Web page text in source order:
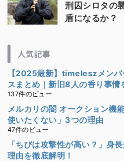
刑囚シロタの
盾になるか？
人気記事
【2025最新】timeleszメン
スまとめ｜新旧8人の香り事情
137件のビュー
メルカリの闇 オークション機
使いたくない」3つの理由
47件のビュー
「ちびは攻撃性が高い？」身
理由を徹底解明！